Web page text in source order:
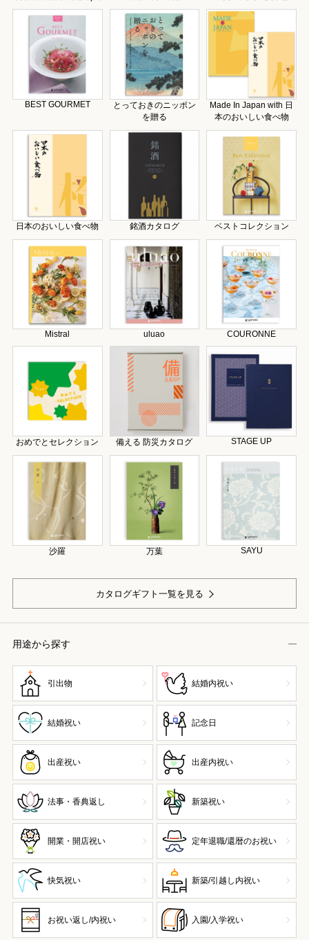
BEST GOURMET
とっておきのニッポン
を贈る
Made In Japan with 日
本のおいしい食べ物
日本のおいしい食べ物 銘酒カタログ ベストコレクション
Mistral uluao COURONNE
おめでとセレクション 備える 防災カタログ STAGE UP
沙羅 万葉 SAYU
カタログギフト一覧を見る
用途から探す
引出物 結婚内祝い
結婚祝い 記念日
出産祝い 出産内祝い
法事・香典返し 新築祝い
開業・開店祝い 定年退職/還暦のお祝い
快気祝い 新築/引越し内祝い
お祝い返し/内祝い 入園/入学祝い